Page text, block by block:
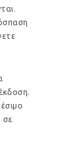
σε